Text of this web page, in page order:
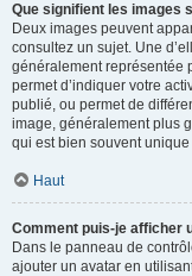
Que signifient les images
Deux images peuvent
consultez un sujet. Une
généralement représentée
permet d’indiquer votre
publié, ou permet de
image, généralement plus
qui est bien souvent
Haut
Comment puis-je afficher
Dans le panneau de
ajouter un avatar en